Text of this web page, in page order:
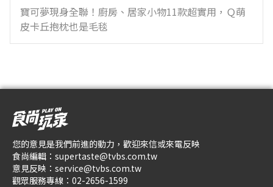
寶可夢現身全聯！廚房、居家小物11款超實用，Ｑ萌
皮卡丘抱枕也是毛毯
您的意見是我們前進的動力，歡迎來信或來電反映
食尚編輯： supertaste@tvbs.com.tw
意見反映： service@tvbs.com.tw
觀眾服務專線： 02-2656-1599